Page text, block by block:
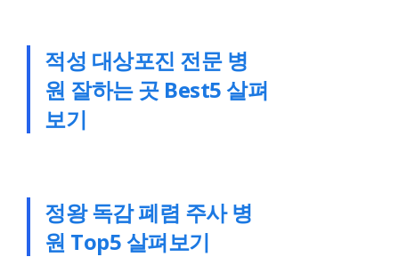
적성 대상포진 전문 병
원 잘하는 곳 Best5 살펴
보기
정왕 독감 폐렴 주사 병
원 Top5 살펴보기